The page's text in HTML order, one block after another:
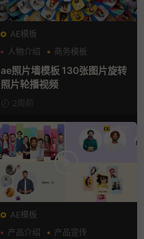
AE模板
人物介绍
商务模板
幻灯片
ae照片墙模板 130张图片旋转
照片轮播视频
2周前
AE模板
产品介绍
产品宣传